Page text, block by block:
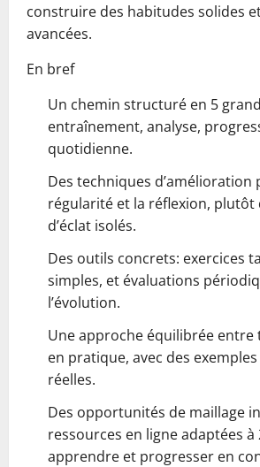
construire des habitudes solides
avancées.
En bref
Un chemin structuré en 5
entraînement, analyse,
quotidienne.
Des techniques d’amélioration
régularité et la réflexion, plutôt
d’éclat isolés.
Des outils concrets: exercices
simples, et évaluations
l’évolution.
Une approche équilibrée entre
en pratique, avec des
réelles.
Des opportunités de maillage
ressources en ligne adaptées à
apprendre et progresser en